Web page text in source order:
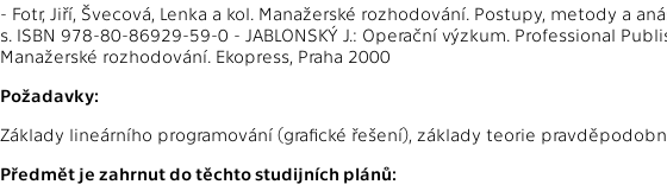
- Fotr, Jiří, Švecová, Lenka a kol. Manažerské rozhodování. Postupy, metody a
s. ISBN 978-80-86929-59-0 - JABLONSKÝ J.: Operační výzkum. Professional
Manažerské rozhodování. Ekopress, Praha 2000
Požadavky:
Základy lineárního programování (grafické řešení), základy teorie
Předmět je zahrnut do těchto studijních plánů: